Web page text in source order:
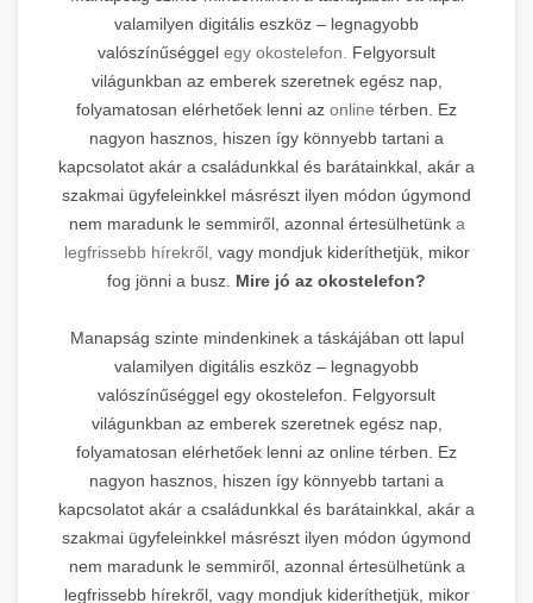
valamilyen digitális eszköz – legnagyobb
valószínűséggel egy okostelefon.
Felgyorsult
világunkban az emberek szeretnek egész nap,
folyamatosan elérhetőek lenni az online térben. Ez
nagyon hasznos, hiszen így könnyebb tartani a
kapcsolatot akár a családunkkal és barátainkkal, akár a
szakmai ügyfeleinkkel másrészt ilyen módon úgymond
nem maradunk le semmiről, azonnal értesülhetünk a
legfrissebb hírekről, vagy mondjuk kideríthetjük, mikor
fog jönni a busz. Mire jó az okostelefon?
Manapság szinte mindenkinek a táskájában ott lapul
valamilyen digitális eszköz – legnagyobb
valószínűséggel egy okostelefon. Felgyorsult
világunkban az emberek szeretnek egész nap,
folyamatosan elérhetőek lenni az online térben. Ez
nagyon hasznos, hiszen így könnyebb tartani a
kapcsolatot akár a családunkkal és barátainkkal, akár a
szakmai ügyfeleinkkel másrészt ilyen módon úgymond
nem maradunk le semmiről, azonnal értesülhetünk a
legfrissebb hírekről, vagy mondjuk kideríthetjük, mikor